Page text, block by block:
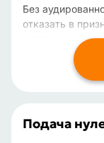
Без
отказать в
Подача